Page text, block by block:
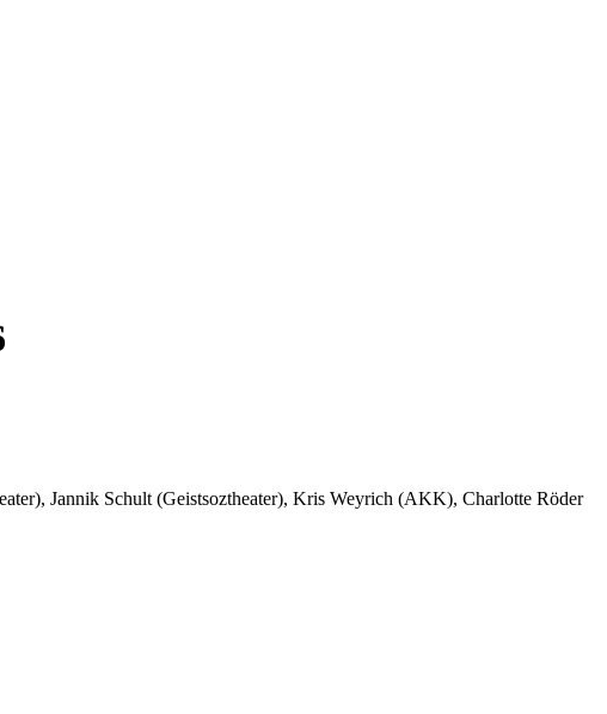
Jannik Schult (Geistsoztheater), Kris Weyrich (AKK), Charlotte Röder